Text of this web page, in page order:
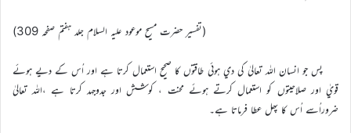
(تفسير حضرت مسيح موعود عليہ السلام جلد ہفتم صفحہ 309)
پس جو انسان اللہ تعاليٰ کي دي ہوئي طاقتوں کا صحيح استعمال کرتا ہے اور اُس کے دیے ہوئے
قويٰ اور صلاحيتوں کو استعمال کرتے ہوئے محنت ، کوشش اور جدوجہد کرتا ہے ،اللہ تعاليٰ
ضروراُسے اُس کا پھل عطا فرماتا ہے۔